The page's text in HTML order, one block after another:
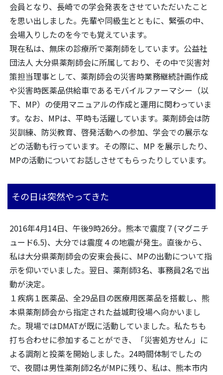
会員となり、長崎での学会発表をさせていただいたこと
を思い出しました。先輩や同級生とともに、緊張の中、
会場入りしたのを今でも覚えています。
現在私は、無床の診療所で薬剤師をしています。公益社
団法人 大分県薬剤師会に所属しており、その中で災害対
策担当理事として、薬剤師会の災害時業務継続計画作成
や災害時医薬品供給車であるモバイルファーマシー（以
下、MP）の使用マニュアルの作成と運用に関わっていま
す。なお、MPは、平時も活躍しています。薬剤師会は防
災訓練、防災教育、啓発活動への参加、学会での展示な
どの活動も行っています。その際に、MP を展示したり、
MPの活動についてお話しさせてもらったりしています。
その日は突然やってきた
2016年4月14日、午後9時26分。熊本で震度７(マグニチ
ュード6.5)、大分では震度４の地震が発生。直後から、
私は大分県薬剤師会の安東会長に、MPの出動について指
示を仰いでいました。翌日、薬剤師3名、事務員2名で出
動が決定。
１疾病１医薬品、全29品目の医療用医薬品を搭載し、熊
本県薬剤師会から指定された益城町役場へ向かいまし
た。現場ではDMATが既に活動していました。私たちも
打ち合わせに参加することができ、「災害処方せん」に
よる調剤と投薬を開始しました。24時間体制でしたの
で、夜間は男性薬剤師2名がMPに残り、私は、熊本市内